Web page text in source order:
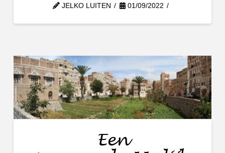
JELKO LUITEN 01/09/2022
Een